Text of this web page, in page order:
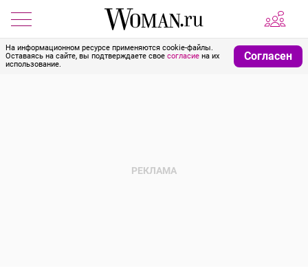
На информационном ресурсе применяются cookie-файлы.
Оставаясь на сайте, вы подтверждаете свое согласие на их
использование.
Согласен